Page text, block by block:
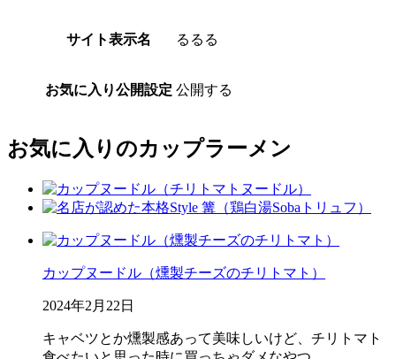
サイト表示名 るるる
お気に入り公開設定 公開する
お気に入りのカップラーメン
カップヌードル（燻製チーズのチリトマト）
2024年2月22日
キャベツとか燻製感あって美味しいけど、チリトマト